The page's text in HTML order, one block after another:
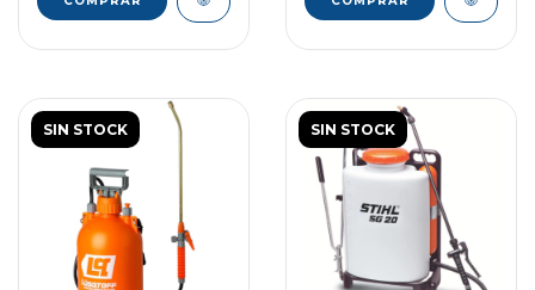
SIN STOCK SIN STOCK